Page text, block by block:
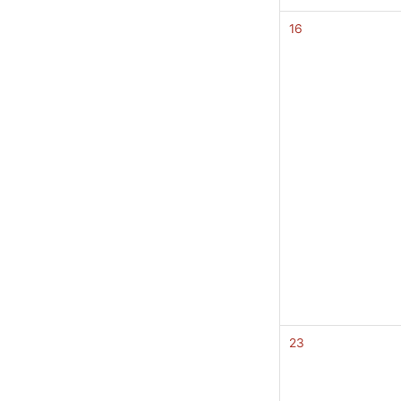
16
23